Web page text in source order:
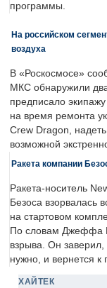
программы.
На российском
воздуха
В «Роскосмосе»
МКС обнаружили
предписало
на время ремонта
Crew Dragon,
возможной
Ракета компании
Ракета-носитель
Безоса взорвалась
на стартовом
По словам Джеффа
взрыва. Он заверил,
нужно, и вернется к
ХАЙТЕК